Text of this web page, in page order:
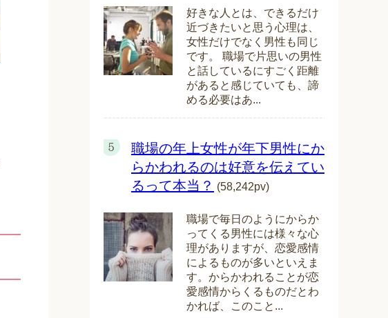
好きな人とは、できるだけ
近づきたいと思う心理は、
女性だけでなく男性も同じ
です。 職場で片思いの男性
と話しているにすごく距離
があると感じていても、諦
める必要はあ...
職場の年上女性が年下男性にか
らかわれるのは好意を伝えてい
るって本当？ (58,242pv)
職場で毎日のようにからか
ってくる男性には様々な心
理がありますが、恋愛感情
によるものが多いといえま
す。からかわれることが恋
愛感情からくるものだとわ
かれば、このこと...